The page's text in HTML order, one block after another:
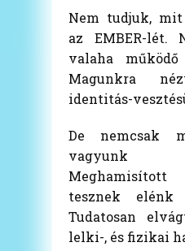
Nem tudjuk,
az EMBER-lét.
valaha működő
Magunkra
identitás-
De nemcsak
vagyunk
tesznek elénk
Tudatosan
lelki-, és fizikai